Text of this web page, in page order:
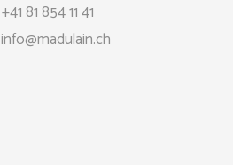
+41 81 854 11 41
info@madulain.ch